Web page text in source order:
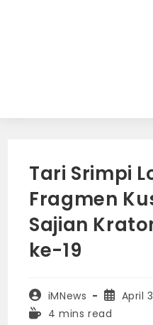
Tari Srimpi
Fragmen
Sajian
ke-19
Post
author:
iMNews
Post
published:
April
Reading4 mins read